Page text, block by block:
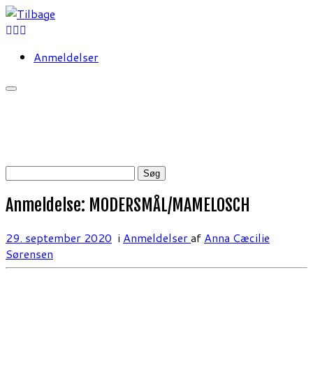
Fortsæt
til
Anmeldelser
Søg
Anmeldelse: MODERSMÅL/MAMELOSCH
29. september 2020 i Anmeldelseraf Anna Cæcilie
Sørensen